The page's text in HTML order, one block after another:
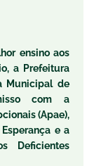
ensino aos
a Prefeitura
Municipal de
com a
(Apae),
e a
Deficientes